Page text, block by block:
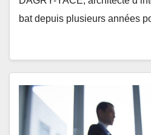
bat depuis plusieurs années